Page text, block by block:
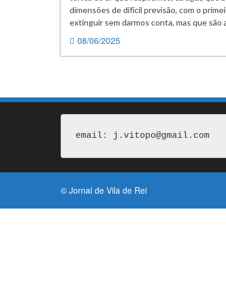
dimensões de difícil previsão, com o
extinguir sem darmos conta, mas que são
08/06/2025
email: j.vitopo@gmail.com
© Jornal de Vila de Rei